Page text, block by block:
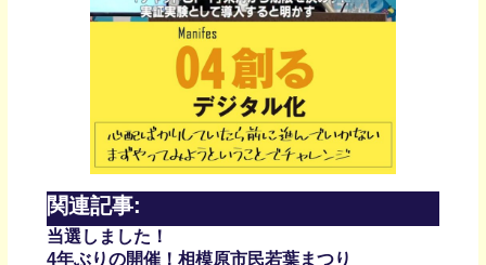
関連記事:
当選しました！
4年ぶりの開催！相模原市民若葉まつり